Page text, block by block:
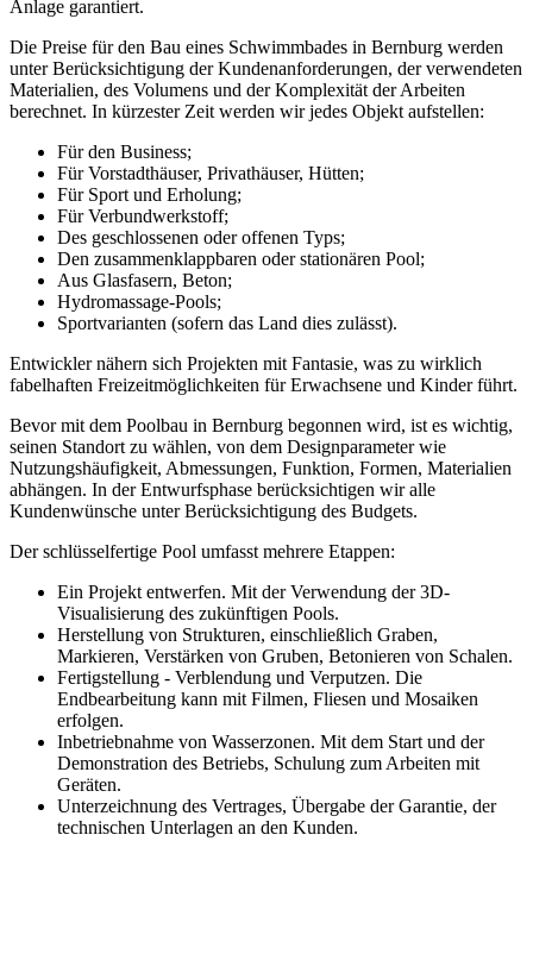
Anlage garantiert.
Die Preise für den Bau eines Schwimmbades in Bernburg werden
unter Berücksichtigung der Kundenanforderungen, der verwendeten
Materialien, des Volumens und der Komplexität der Arbeiten
berechnet. In kürzester Zeit werden wir jedes Objekt aufstellen:
Für den Business;
Für Vorstadthäuser, Privathäuser, Hütten;
Für Sport und Erholung;
Für Verbundwerkstoff;
Des geschlossenen oder offenen Typs;
Den zusammenklappbaren oder stationären Pool;
Aus Glasfasern, Beton;
Hydromassage-Pools;
Sportvarianten (sofern das Land dies zulässt).
Entwickler nähern sich Projekten mit Fantasie, was zu wirklich
fabelhaften Freizeitmöglichkeiten für Erwachsene und Kinder führt.
Bevor mit dem Poolbau in Bernburg begonnen wird, ist es wichtig,
seinen Standort zu wählen, von dem Designparameter wie
Nutzungshäufigkeit, Abmessungen, Funktion, Formen, Materialien
abhängen. In der Entwurfsphase berücksichtigen wir alle
Kundenwünsche unter Berücksichtigung des Budgets.
Der schlüsselfertige Pool umfasst mehrere Etappen:
Ein Projekt entwerfen. Mit der Verwendung der 3D-
Visualisierung des zukünftigen Pools.
Herstellung von Strukturen, einschließlich Graben,
Markieren, Verstärken von Gruben, Betonieren von Schalen.
Fertigstellung - Verblendung und Verputzen. Die
Endbearbeitung kann mit Filmen, Fliesen und Mosaiken
erfolgen.
Inbetriebnahme von Wasserzonen. Mit dem Start und der
Demonstration des Betriebs, Schulung zum Arbeiten mit
Geräten.
Unterzeichnung des Vertrages, Übergabe der Garantie, der
technischen Unterlagen an den Kunden.